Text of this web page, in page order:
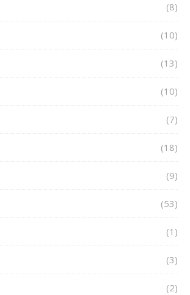
(8)
(10)
(13)
(10)
(7)
(18)
(9)
(53)
(1)
(3)
(2)